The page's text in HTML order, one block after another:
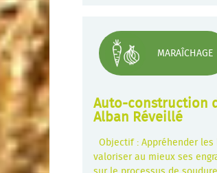
MARAÎCHAGE
Auto-construction
Alban Réveillé
Objectif : Appréhender les
valoriser au mieux ses